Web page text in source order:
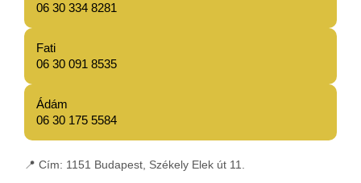
06 30 334 8281
Fati
06 30 091 8535
Ádám
06 30 175 5584
📍 Cím: 1151 Budapest, Székely Elek út 11.